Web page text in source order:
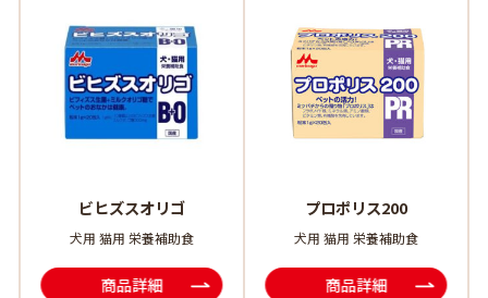
ビヒズスオリゴ
犬用 猫用 栄養補助食
商品詳細
プロポリス200
犬用 猫用 栄養補助食
商品詳細